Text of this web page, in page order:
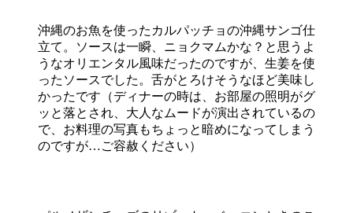
沖縄のお魚を使ったカルパッチョの沖縄サンゴ仕
立て。ソースは一瞬、ニョクマムかな？と思うよ
うなオリエンタル風味だったのですが、生姜を使
ったソースでした。舌がとろけそうなほど美味し
かったです（ディナーの時は、お部屋の照明がグ
ッと落とされ、大人なムードが演出されているの
で、お料理の写真もちょっと暗めになってしまう
のですが…ご容赦ください）